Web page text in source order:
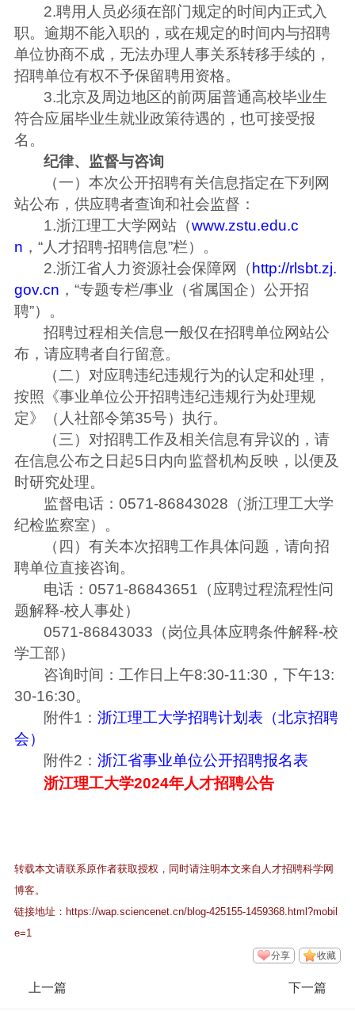
2.聘用人员必须在部门规定的时间内正式入
职。逾期不能入职的，或在规定的时间内与招聘
单位协商不成，无法办理人事关系转移手续的，
招聘单位有权不予保留聘用资格。
3.北京及周边地区的前两届普通高校毕业生
符合应届毕业生就业政策待遇的，也可接受报
名。
纪律、监督与咨询
（一）本次公开招聘有关信息指定在下列网
站公布，供应聘者查询和社会监督：
1.浙江理工大学网站（www.zstu.edu.c
n ，“人才招聘-招聘信息”栏）。
2.浙江省人力资源社会保障网（ http://rlsbt.zj.
gov.cn ，“专题专栏/事业（省属国企）公开招
聘”）。
招聘过程相关信息一般仅在招聘单位网站公
布，请应聘者自行留意。
（二）对应聘违纪违规行为的认定和处理，
按照《事业单位公开招聘违纪违规行为处理规
定》（人社部令第35号）执行。
（三）对招聘工作及相关信息有异议的，请
在信息公布之日起5日内向监督机构反映，以便及
时研究处理。
监督电话：0571-86843028（浙江理工大学
纪检监察室）。
（四）有关本次招聘工作具体问题，请向招
聘单位直接咨询。
电话：0571-86843651（应聘过程流程性问
题解释-校人事处）
0571-86843033（岗位具体应聘条件解释-校
学工部）
咨询时间：工作日上午8:30-11:30，下午13:
30-16:30。
附件1：浙江理工大学招聘计划表（北京招聘
会）
附件2：浙江省事业单位公开招聘报名表
浙江理工大学2024年人才招聘公告
转载本文请联系原作者获取授权，同时请注明本文来自人才招聘科学网
博客。
链接地址： https://wap.sciencenet.cn/blog-425155-1459368.html?mobil
e=1
收藏
分享
上一篇 下一篇